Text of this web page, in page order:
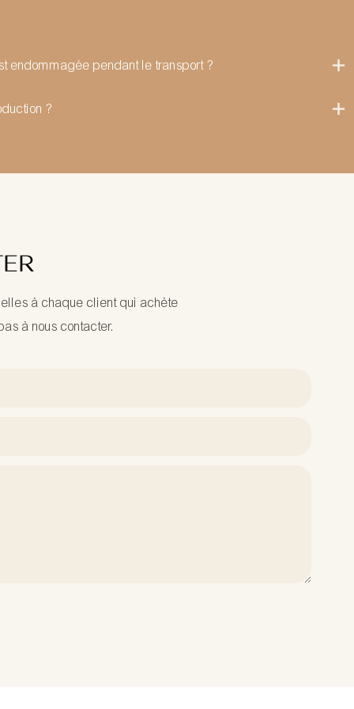
endommagée pendant le transport ?
?
à chaque client qui achète
à nous contacter.